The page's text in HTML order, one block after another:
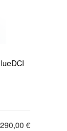
€